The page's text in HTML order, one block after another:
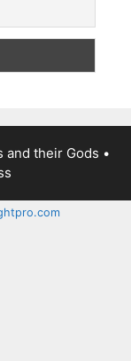
and their Gods •